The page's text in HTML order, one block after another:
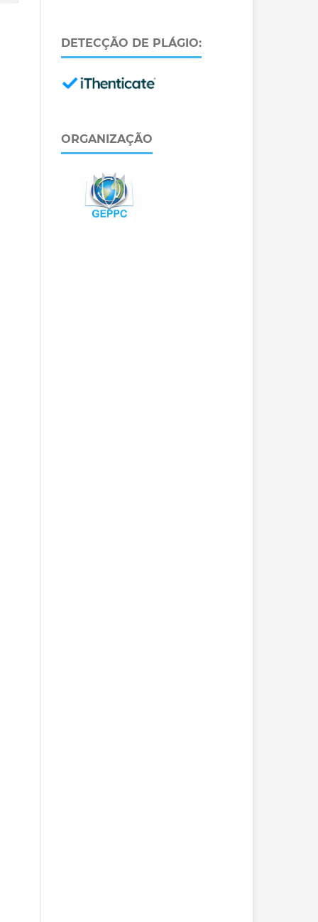
DETECÇÃO DE PLÁGIO:
ORGANIZAÇÃO